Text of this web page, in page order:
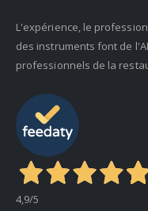
L'expérience, le
des instruments font de
professionnels de la
4,9/5